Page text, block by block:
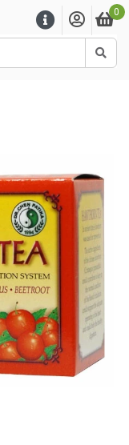
0